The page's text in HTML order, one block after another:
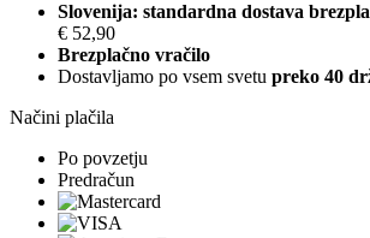
Slovenija: standardna dostava
€ 52,90
Brezplačno vračilo
Dostavljamo po vsem svetu preko 40
Načini plačila
Po povzetju
Predračun